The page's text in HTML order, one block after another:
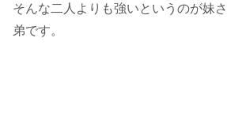
そんな二人よりも強いというのが妹
弟です。